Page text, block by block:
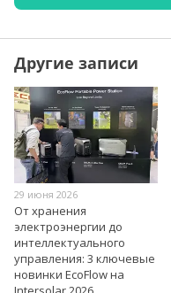
Другие записи
29 июня 2026
От хранения
электроэнергии до
интеллектуального
управления: 3 ключевые
новинки EcoFlow на